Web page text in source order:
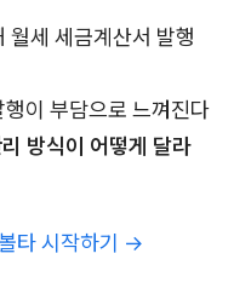
월세 세금계산서 발행
이 부담으로 느껴진다
방식이 어떻게 달라
타 시작하기 →